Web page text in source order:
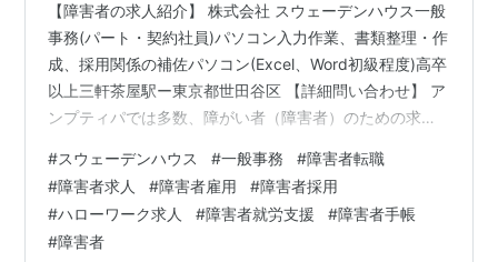
【障害者の求人紹介】 株式会社 スウェーデンハウス一般
事務(パート・契約社員)パソコン入力作業、書類整理・作
成、採用関係の補佐パソコン(Excel、Word初級程度)高卒
以上三軒茶屋駅ー東京都世田谷区 【詳細問い合わせ】 ア
ンプティパでは多数、障がい者（障害者）のための求人
転職に関するご相談をじっくり伺います。 面接準備、就
職まで丁寧に支援させていただきます。 アンプティパサ
イト un-petit-pas.co.jp 無料登録 求人：ハローワーク出
典
#スウェーデンハウス #一般事務 #障害者転職
#障害者求人 #障害者雇用 #障害者採用
#ハローワーク求人 #障害者就労支援 #障害者手帳
#障害者